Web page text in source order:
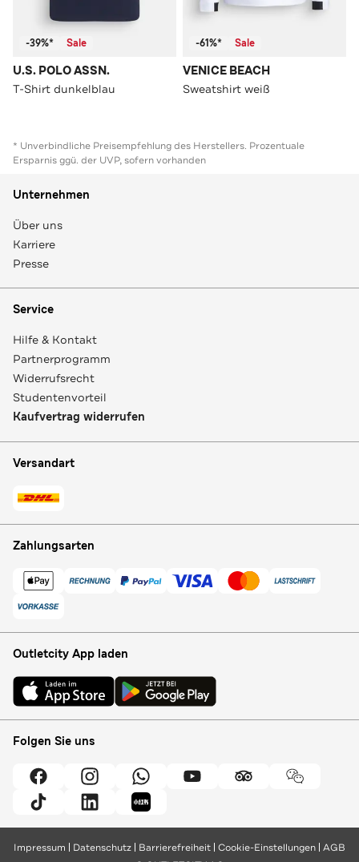
-39%* Sale
U.S. POLO ASSN.
T-Shirt dunkelblau
-61%* Sale
VENICE BEACH
Sweatshirt weiß
* Unverbindliche Preisempfehlung des Herstellers. Prozentuale
Ersparnis ggü. der UVP, sofern vorhanden
Unternehmen
Über uns
Karriere
Presse
Service
Hilfe & Kontakt
Partnerprogramm
Widerrufsrecht
Studentenvorteil
Kaufvertrag widerrufen
Versandart
Zahlungsarten
Outletcity App laden
Folgen Sie uns
Impressum Datenschutz Barrierefreiheit Cookie-Einstellungen AGB